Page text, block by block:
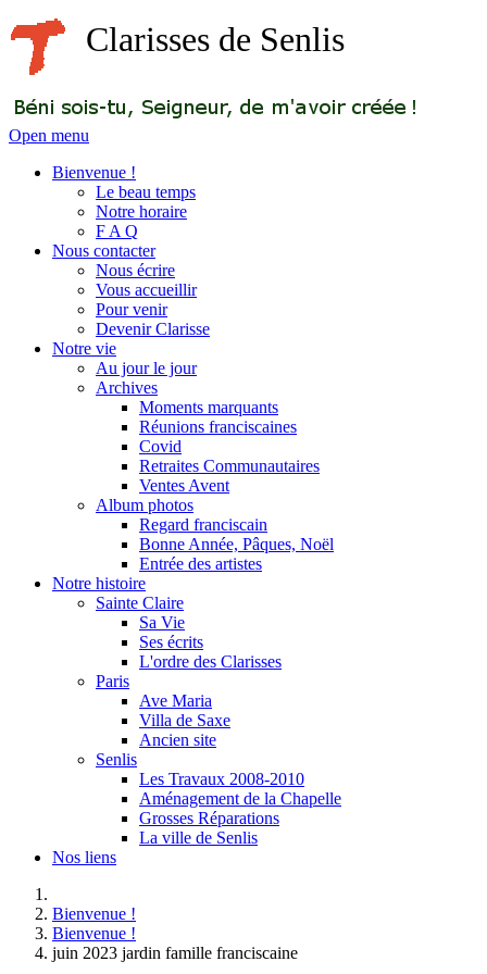
Clarisses de Senlis
Open menu
Bienvenue !
Le beau temps
Notre horaire
F A Q
Nous contacter
Nous écrire
Vous accueillir
Pour venir
Devenir Clarisse
Notre vie
Au jour le jour
Archives
Moments marquants
Réunions franciscaines
Covid
Retraites Communautaires
Ventes Avent
Album photos
Regard franciscain
Bonne Année, Pâques, Noël
Entrée des artistes
Notre histoire
Sainte Claire
Sa Vie
Ses écrits
L'ordre des Clarisses
Paris
Ave Maria
Villa de Saxe
Ancien site
Senlis
Les Travaux 2008-2010
Aménagement de la Chapelle
Grosses Réparations
La ville de Senlis
Nos liens
Bienvenue !
Bienvenue !
juin 2023 jardin famille franciscaine